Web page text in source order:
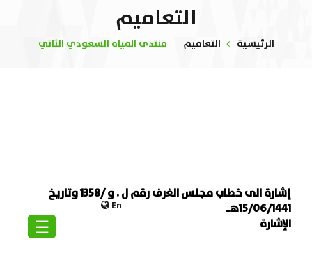
En
☰
لقطاع الترفيه – الثقافة – السياحة”
التعاميم
الرئيسية التعاميم منتدى المياه السعودي الثاني
إشارة الى خطاب مجلس الغرف رقم ل . و /1358 وتاريخ
15/06/1441هـ
الإشارة